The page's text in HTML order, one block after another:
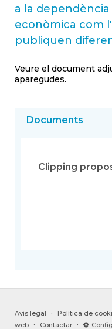
a la
econòmica com
publiquen
Veure el document
aparegudes.
Documents
Clipping
Avís legal · Política de
web
· Contactar ·